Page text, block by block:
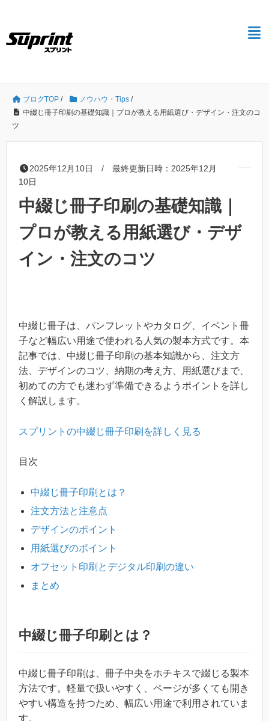
ブログTOP / ノウハウ・Tips /
中綴じ冊子印刷の基礎知識｜プロが教える用紙選び・デザイン・注文のコ
ツ
2025年12月10日 / 最終更新日時：2025年12月
10日
中綴じ冊子印刷の基礎知識｜
プロが教える用紙選び・デザ
イン・注文のコツ
中綴じ冊子は、パンフレットやカタログ、イベント冊
子など幅広い用途で使われる人気の製本方式です。本
記事では、中綴じ冊子印刷の基本知識から、注文方
法、デザインのコツ、納期の考え方、用紙選びまで、
初めての方でも迷わず準備できるようポイントを詳し
く解説します。
スプリントの中綴じ冊子印刷を詳しく見る
目次
中綴じ冊子印刷とは？
注文方法と注意点
デザインのポイント
用紙選びのポイント
オフセット印刷とデジタル印刷の違い
まとめ
中綴じ冊子印刷とは？
中綴じ冊子印刷は、冊子中央をホチキスで綴じる製本
方法です。軽量で扱いやすく、ページが多くても開き
やすい構造を持つため、幅広い用途で利用されていま
す。